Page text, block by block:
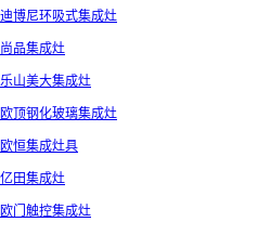
迪博尼环吸式集成灶
尚品集成灶
乐山美大集成灶
欧顶钢化玻璃集成灶
欧恒集成灶具
亿田集成灶
欧门触控集成灶